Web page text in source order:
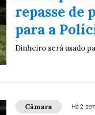
repasse de
para a
Dinheiro será usado
Câmara Há 2